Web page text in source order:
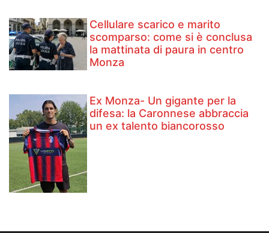
Cellulare scarico e marito
scomparso: come si è conclusa
la mattinata di paura in centro
Monza
Ex Monza- Un gigante per la
difesa: la Caronnese abbraccia
un ex talento biancorosso